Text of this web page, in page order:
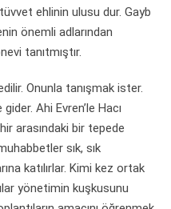
ehlinin ulusu dur. Gayb
önemli adlarından
tanıtmıştır.
Onunla tanışmak ister.
Ahi Evren’le Hacı
arasındaki bir tepede
sık, sık
katılırlar. Kimi kez ortak
yönetimin kuşkusunu